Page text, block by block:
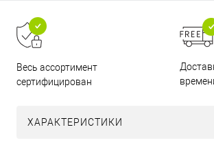
Весь ассортимент
сертифицирован
ХАРАКТЕРИСТИКИ